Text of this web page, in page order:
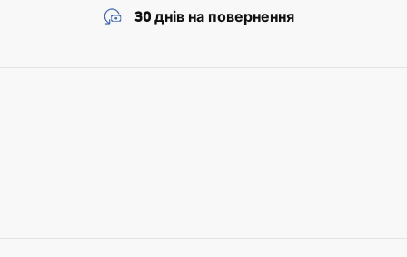
30 днів на повернення